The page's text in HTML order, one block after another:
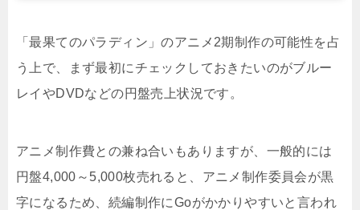
「最果てのパラディン」のアニメ2期制作の可能性を占
う上で、まず最初にチェックしておきたいのがブルー
レイやDVDなどの円盤売上状況です。
アニメ制作費との兼ね合いもありますが、一般的には
円盤4,000～5,000枚売れると、アニメ制作委員会が黒
字になるため、続編制作にGoがかかりやすいと言われ